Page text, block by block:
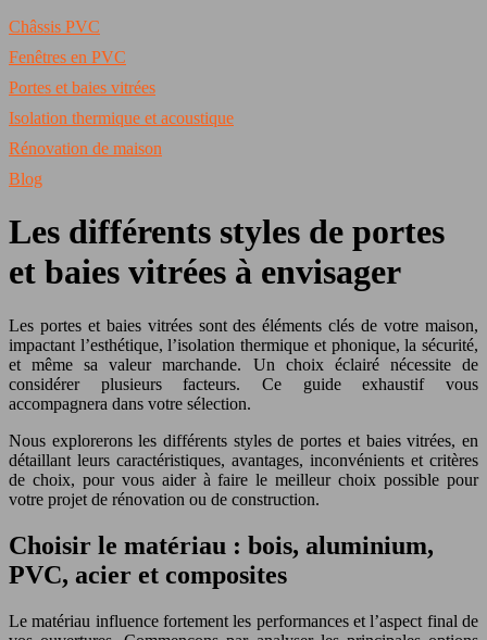
Châssis PVC
Fenêtres en PVC
Portes et baies vitrées
Isolation thermique et acoustique
Rénovation de maison
Blog
Les différents styles de portes
et baies vitrées à envisager
Les portes et baies vitrées sont des éléments clés de votre maison,
impactant l’esthétique, l’isolation thermique et phonique, la sécurité,
et même sa valeur marchande. Un choix éclairé nécessite de
considérer plusieurs facteurs. Ce guide exhaustif vous
accompagnera dans votre sélection.
Nous explorerons les différents styles de portes et baies vitrées, en
détaillant leurs caractéristiques, avantages, inconvénients et critères
de choix, pour vous aider à faire le meilleur choix possible pour
votre projet de rénovation ou de construction.
Choisir le matériau : bois, aluminium,
PVC, acier et composites
Le matériau influence fortement les performances et l’aspect final de